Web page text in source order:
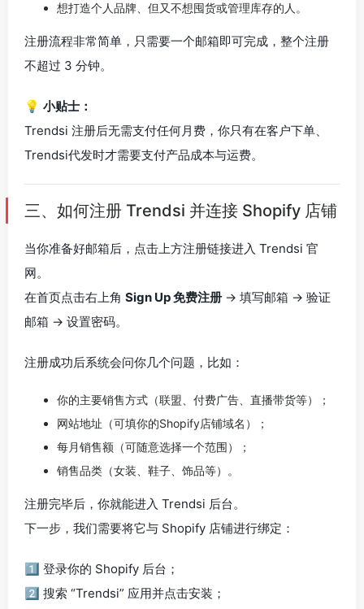
想打造个人品牌、但又不想囤货或管理库存的人。
注册流程非常简单，只需要一个邮箱即可完成，整个注册
不超过 3 分钟。
💡 小贴士：
Trendsi 注册后无需支付任何月费，你只有在客户下单、
Trendsi代发时才需要支付产品成本与运费。
三、如何注册 Trendsi 并连接 Shopify 店铺
当你准备好邮箱后，点击上方注册链接进入 Trendsi 官
网。
在首页点击右上角 Sign Up 免费注册 → 填写邮箱 → 验证
邮箱 → 设置密码。
注册成功后系统会问你几个问题，比如：
你的主要销售方式（联盟、付费广告、直播带货等）；
网站地址（可填你的Shopify店铺域名）；
每月销售额（可随意选择一个范围）；
销售品类（女装、鞋子、饰品等）。
注册完毕后，你就能进入 Trendsi 后台。
下一步，我们需要将它与 Shopify 店铺进行绑定：
1️⃣ 登录你的 Shopify 后台；
2️⃣ 搜索 “Trendsi” 应用并点击安装；